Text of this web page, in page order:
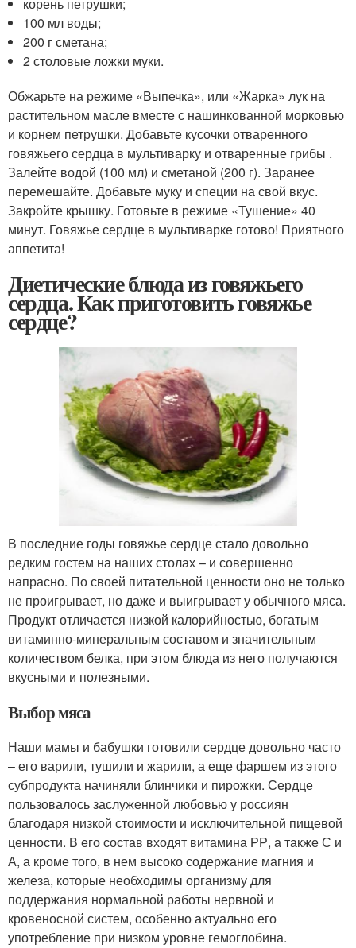
корень петрушки;
100 мл воды;
200 г сметана;
2 столовые ложки муки.
Обжарьте на режиме «Выпечка», или «Жарка» лук на
растительном масле вместе с нашинкованной морковью
и корнем петрушки. Добавьте кусочки отваренного
говяжьего сердца в мультиварку и отваренные грибы .
Залейте водой (100 мл) и сметаной (200 г). Заранее
перемешайте. Добавьте муку и специи на свой вкус.
Закройте крышку. Готовьте в режиме «Тушение» 40
минут. Говяжье сердце в мультиварке готово! Приятного
аппетита!
Диетические блюда из говяжьего
сердца. Как приготовить говяжье
сердце?
В последние годы говяжье сердце стало довольно
редким гостем на наших столах – и совершенно
напрасно. По своей питательной ценности оно не только
не проигрывает, но даже и выигрывает у обычного мяса.
Продукт отличается низкой калорийностью, богатым
витаминно-минеральным составом и значительным
количеством белка, при этом блюда из него получаются
вкусными и полезными.
Выбор мяса
Наши мамы и бабушки готовили сердце довольно часто
– его варили, тушили и жарили, а еще фаршем из этого
субпродукта начиняли блинчики и пирожки. Сердце
пользовалось заслуженной любовью у россиян
благодаря низкой стоимости и исключительной пищевой
ценности. В его состав входят витамина РР, а также С и
А, а кроме того, в нем высоко содержание магния и
железа, которые необходимы организму для
поддержания нормальной работы нервной и
кровеносной систем, особенно актуально его
употребление при низком уровне гемоглобина.